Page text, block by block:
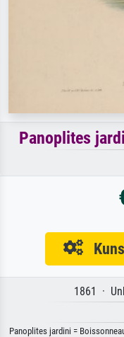
Panoplites
1861 ·
Panoplites jardini =